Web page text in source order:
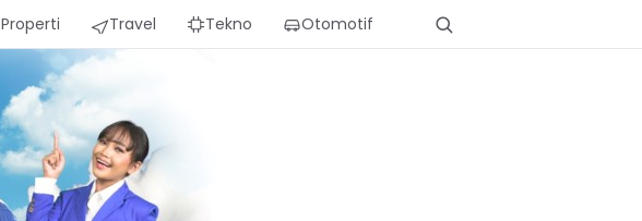
Properti Travel Tekno Otomotif